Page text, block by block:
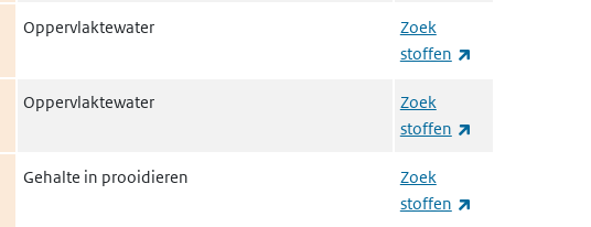
Oppervlaktewater
Zoek
stoffen
Oppervlaktewater
Zoek
stoffen
Gehalte in prooidieren
Zoek
stoffen